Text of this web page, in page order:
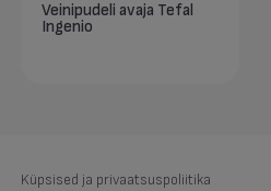
Veinipudeli avaja Tefal
Ingenio
Küpsised ja privaatsuspoliitika